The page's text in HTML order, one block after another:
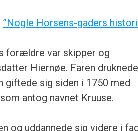
”Nogle Horsens-gaders
forældre var skipper og
Hiernøe. Faren
giftede sig siden i 1750 med
antog navnet Kruuse.
og uddannede sig videre i